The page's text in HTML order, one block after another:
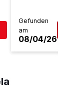
Gefunden
am
08/04/26